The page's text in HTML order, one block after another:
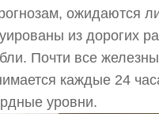
ожидаются
из дорогих
Почти все
каждые 24
уровни.